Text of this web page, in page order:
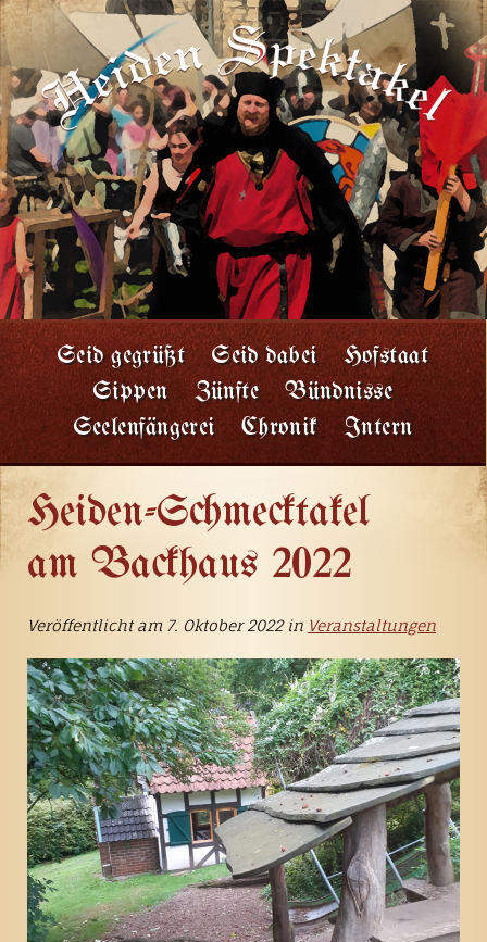
Seid gegrüßt Seid dabei
Hofstaat
Sippen
Zünfte
Bündnisse
Seelenfängerei
Chronik Intern
Heiden-Schmecktakel
am Backhaus 2022
Veröffentlicht am 7. Oktober 2022 in Veranstaltungen